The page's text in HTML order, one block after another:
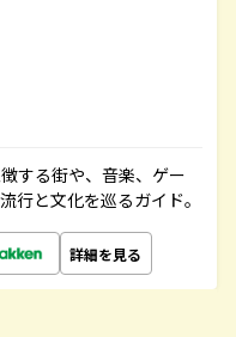
する街や、音楽、ゲー
行と文化を巡るガイド。
詳細を見る